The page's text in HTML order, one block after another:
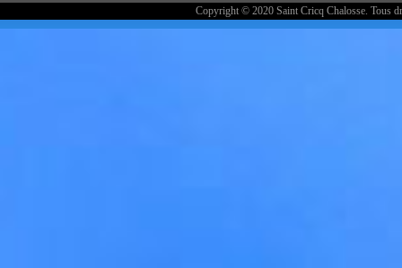
Copyright © 2020 Saint Cricq Chalosse. Tous